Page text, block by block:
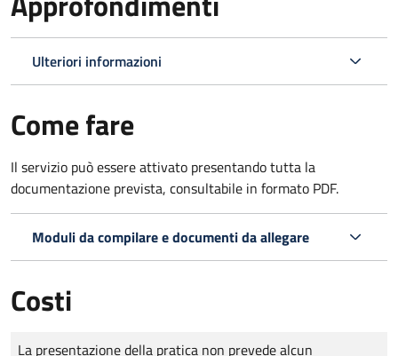
Ulteriori informazioni
Come fare
Il servizio può essere attivato presentando tutta la
documentazione prevista, consultabile in formato PDF.
Moduli da compilare e documenti da allegare
Costi
Tipo di pagamento
Importo
La presentazione della pratica non prevede alcun